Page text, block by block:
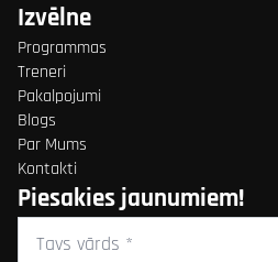
Izvēlne
Programmas
Treneri
Pakalpojumi
Blogs
Par Mums
Kontakti
Piesakies jaunumiem!
Tavs
vārds